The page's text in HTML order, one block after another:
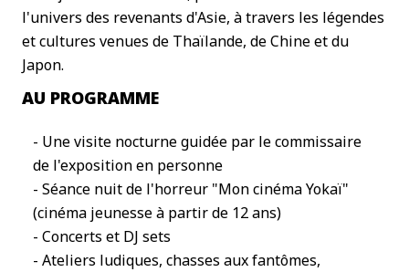
l'univers des revenants d'Asie, à travers les légendes
et cultures venues de Thaïlande, de Chine et du
Japon.
AU PROGRAMME
- Une visite nocturne guidée par le commissaire
de l'exposition en personne
- Séance nuit de l'horreur "Mon cinéma Yokaï"
(cinéma jeunesse à partir de 12 ans)
- Concerts et DJ sets
- Ateliers ludiques, chasses aux fantômes,